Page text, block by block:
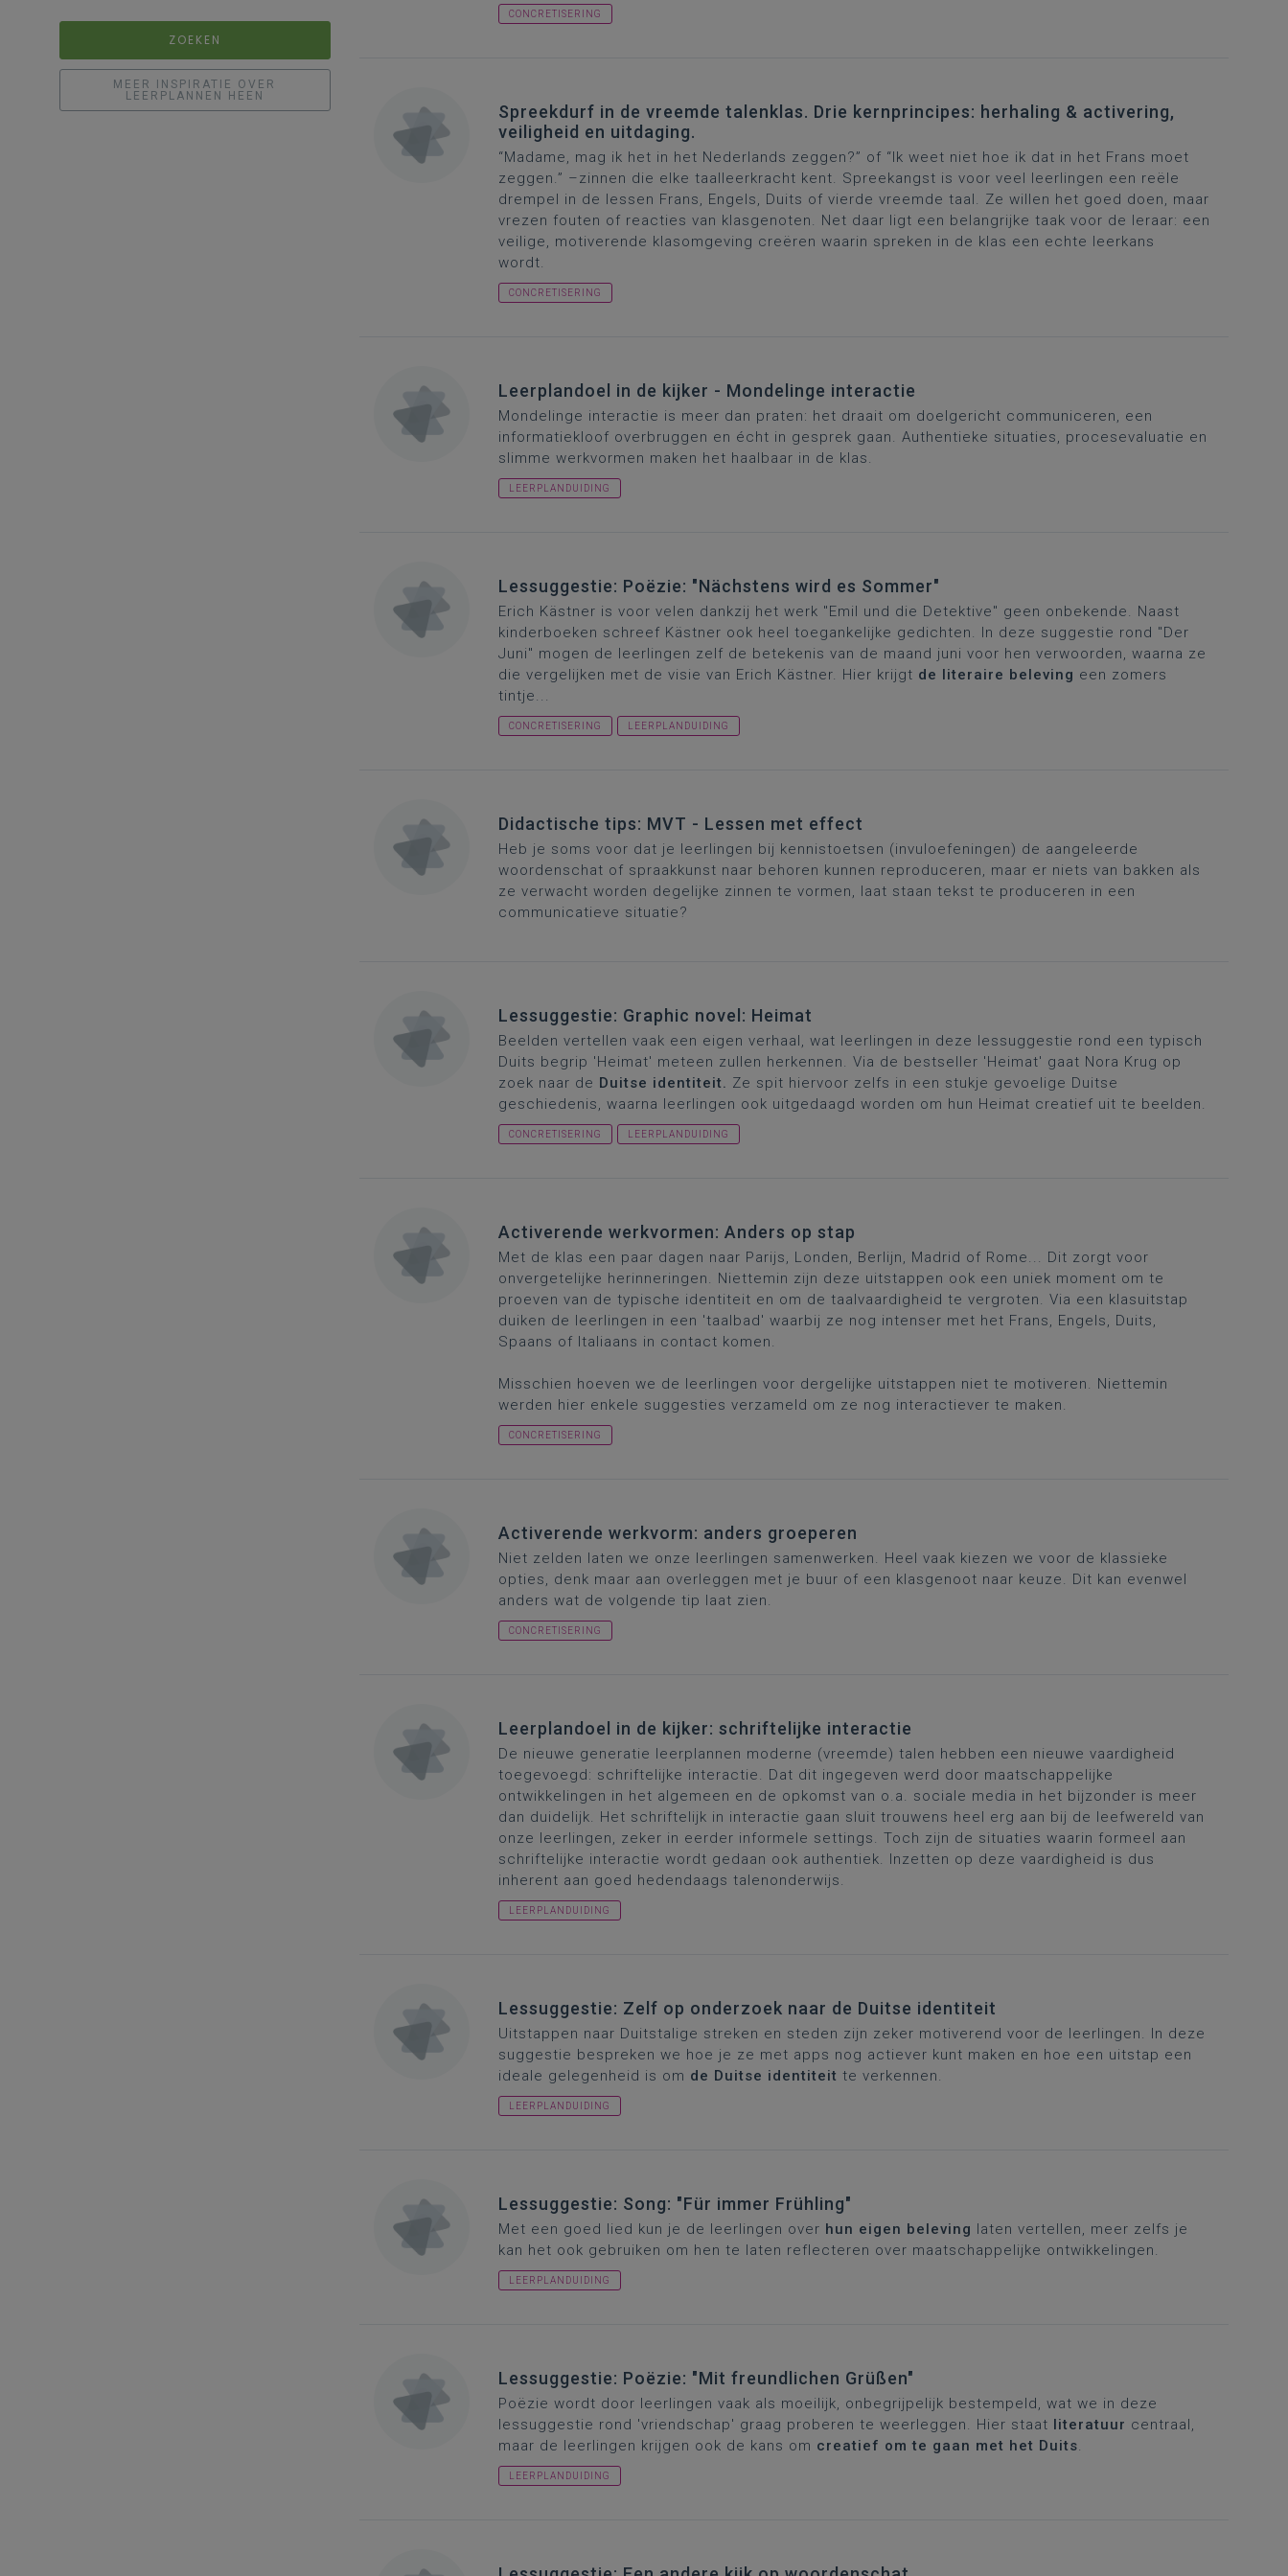
ZOEKEN
MEER INSPIRATIE OVER
LEERPLANNEN HEEN
CONCRETISERING
Spreekdurf in de vreemde talenklas. Drie kernprincipes: herhaling & activering,
veiligheid en uitdaging.
“Madame, mag ik het in het Nederlands zeggen?” of “Ik weet niet hoe ik dat in het Frans moet
zeggen.” –zinnen die elke taalleerkracht kent. Spreekangst is voor veel leerlingen een reële
drempel in de lessen Frans, Engels, Duits of vierde vreemde taal. Ze willen het goed doen, maar
vrezen fouten of reacties van klasgenoten. Net daar ligt een belangrijke taak voor de leraar: een
veilige, motiverende klasomgeving creëren waarin spreken in de klas een echte leerkans
wordt.
CONCRETISERING
Leerplandoel in de kijker - Mondelinge interactie
Mondelinge interactie is meer dan praten: het draait om doelgericht communiceren, een
informatiekloof overbruggen en écht in gesprek gaan. Authentieke situaties, procesevaluatie en
slimme werkvormen maken het haalbaar in de klas.
LEERPLANDUIDING
Lessuggestie: Poëzie: "Nächstens wird es Sommer"
Erich Kästner is voor velen dankzij het werk "Emil und die Detektive" geen onbekende. Naast
kinderboeken schreef Kästner ook heel toegankelijke gedichten. In deze suggestie rond "Der
Juni" mogen de leerlingen zelf de betekenis van de maand juni voor hen verwoorden, waarna ze
die vergelijken met de visie van Erich Kästner. Hier krijgt de literaire beleving een zomers
tintje...
CONCRETISERING LEERPLANDUIDING
Didactische tips: MVT - Lessen met effect
Heb je soms voor dat je leerlingen bij kennistoetsen (invuloefeningen) de aangeleerde
woordenschat of spraakkunst naar behoren kunnen reproduceren, maar er niets van bakken als
ze verwacht worden degelijke zinnen te vormen, laat staan tekst te produceren in een
communicatieve situatie?
Lessuggestie: Graphic novel: Heimat
Beelden vertellen vaak een eigen verhaal, wat leerlingen in deze lessuggestie rond een typisch
Duits begrip 'Heimat' meteen zullen herkennen. Via de bestseller 'Heimat' gaat Nora Krug op
zoek naar de Duitse identiteit. Ze spit hiervoor zelfs in een stukje gevoelige Duitse
geschiedenis, waarna leerlingen ook uitgedaagd worden om hun Heimat creatief uit te beelden.
CONCRETISERING LEERPLANDUIDING
Activerende werkvormen: Anders op stap
Met de klas een paar dagen naar Parijs, Londen, Berlijn, Madrid of Rome... Dit zorgt voor
onvergetelijke herinneringen. Niettemin zijn deze uitstappen ook een uniek moment om te
proeven van de typische identiteit en om de taalvaardigheid te vergroten. Via een klasuitstap
duiken de leerlingen in een 'taalbad' waarbij ze nog intenser met het Frans, Engels, Duits,
Spaans of Italiaans in contact komen.
Misschien hoeven we de leerlingen voor dergelijke uitstappen niet te motiveren. Niettemin
werden hier enkele suggesties verzameld om ze nog interactiever te maken.
CONCRETISERING
Activerende werkvorm: anders groeperen
Niet zelden laten we onze leerlingen samenwerken. Heel vaak kiezen we voor de klassieke
opties, denk maar aan overleggen met je buur of een klasgenoot naar keuze. Dit kan evenwel
anders wat de volgende tip laat zien.
CONCRETISERING
Leerplandoel in de kijker: schriftelijke interactie
De nieuwe generatie leerplannen moderne (vreemde) talen hebben een nieuwe vaardigheid
toegevoegd: schriftelijke interactie. Dat dit ingegeven werd door maatschappelijke
ontwikkelingen in het algemeen en de opkomst van o.a. sociale media in het bijzonder is meer
dan duidelijk. Het schriftelijk in interactie gaan sluit trouwens heel erg aan bij de leefwereld van
onze leerlingen, zeker in eerder informele settings. Toch zijn de situaties waarin formeel aan
schriftelijke interactie wordt gedaan ook authentiek. Inzetten op deze vaardigheid is dus
inherent aan goed hedendaags talenonderwijs.
LEERPLANDUIDING
Lessuggestie: Zelf op onderzoek naar de Duitse identiteit
Uitstappen naar Duitstalige streken en steden zijn zeker motiverend voor de leerlingen. In deze
suggestie bespreken we hoe je ze met apps nog actiever kunt maken en hoe een uitstap een
ideale gelegenheid is om de Duitse identiteit te verkennen.
LEERPLANDUIDING
Lessuggestie: Song: "Für immer Frühling"
Met een goed lied kun je de leerlingen over hun eigen beleving laten vertellen, meer zelfs je
kan het ook gebruiken om hen te laten reflecteren over maatschappelijke ontwikkelingen.
LEERPLANDUIDING
Lessuggestie: Poëzie: "Mit freundlichen Grüßen"
Poëzie wordt door leerlingen vaak als moeilijk, onbegrijpelijk bestempeld, wat we in deze
lessuggestie rond 'vriendschap' graag proberen te weerleggen. Hier staat literatuur centraal,
maar de leerlingen krijgen ook de kans om creatief om te gaan met het Duits.
LEERPLANDUIDING